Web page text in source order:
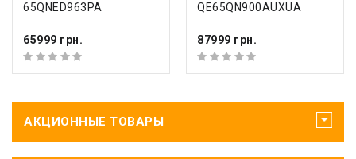
65QNED963PA
65999 грн.
QE65QN900AUXUA
87999 грн.
АКЦИОННЫЕ ТОВАРЫ